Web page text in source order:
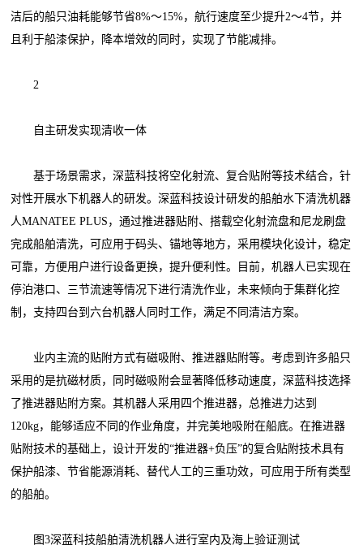
洁后的船只油耗能够节省8%～15%，航行速度至少提升2～4节，并
且利于船漆保护，降本增效的同时，实现了节能减排。
2
自主研发实现清收一体
基于场景需求，深蓝科技将空化射流、复合贴附等技术结合，针
对性开展水下机器人的研发。深蓝科技设计研发的船舶水下清洗机器
人MANATEE PLUS，通过推进器贴附、搭载空化射流盘和尼龙刷盘
完成船舶清洗，可应用于码头、锚地等地方，采用模块化设计，稳定
可靠，方便用户进行设备更换，提升便利性。目前，机器人已实现在
停泊港口、三节流速等情况下进行清洗作业，未来倾向于集群化控
制，支持四台到六台机器人同时工作，满足不同清洁方案。
业内主流的贴附方式有磁吸附、推进器贴附等。考虑到许多船只
采用的是抗磁材质，同时磁吸附会显著降低移动速度，深蓝科技选择
了推进器贴附方案。其机器人采用四个推进器，总推进力达到
120kg，能够适应不同的作业角度，并完美地吸附在船底。在推进器
贴附技术的基础上，设计开发的“推进器+负压”的复合贴附技术具有
保护船漆、节省能源消耗、替代人工的三重功效，可应用于所有类型
的船舶。
图3深蓝科技船舶清洗机器人进行室内及海上验证测试